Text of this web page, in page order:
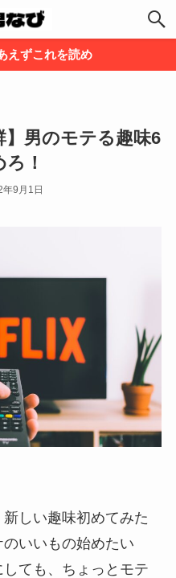
えずこれを読め
】男のモテる趣味6
！
9月1日
新しい趣味初めてみた
いいもの始めたい
ても、ちょっとモテ